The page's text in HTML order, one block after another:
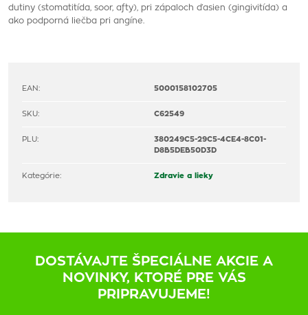
dutiny (stomatitída, soor, afty), pri zápaloch ďasien (gingivitída) a
ako podporná liečba pri angíne.
EAN: 5000158102705
SKU: C62549
PLU:
380249C5-29C5-4CE4-8C01-
D8B5DEB50D3D
Kategórie: Zdravie a lieky
DOSTÁVAJTE ŠPECIÁLNE AKCIE A
NOVINKY, KTORÉ PRE VÁS
PRIPRAVUJEME!